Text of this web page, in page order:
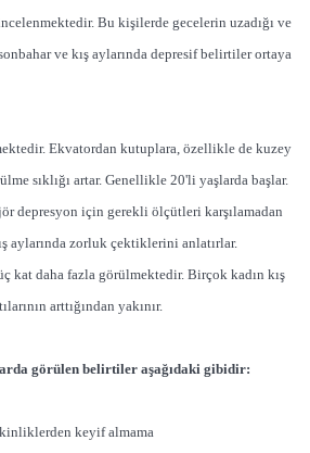
Bu kişilerde gecelerin uzadığı ve
sonbahar ve kış aylarında depresif belirtiler ortaya
Ekvatordan kutuplara, özellikle de kuzey
sıklığı artar. Genellikle 20'li yaşlarda başlar.
depresyon için gerekli ölçütleri karşılamadan
aylarında zorluk çektiklerini anlatırlar.
kat daha fazla görülmektedir. Birçok kadın kış
arttığından yakınır.
görülen belirtiler aşağıdaki gibidir:
keyif almama